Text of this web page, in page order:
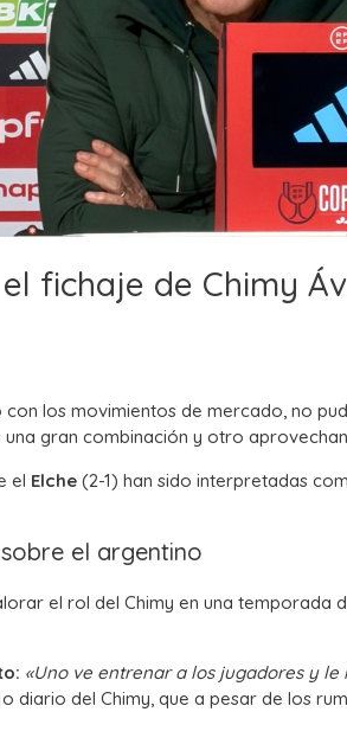
el fichaje de Chimy
con los movimientos de mercado, no
gran combinación y otro
el Elche (2-1) han sido interpretadas
el argentino
el rol del Chimy en una temporada
«Uno ve entrenar a los jugadores y
diario del Chimy, que a pesar de los